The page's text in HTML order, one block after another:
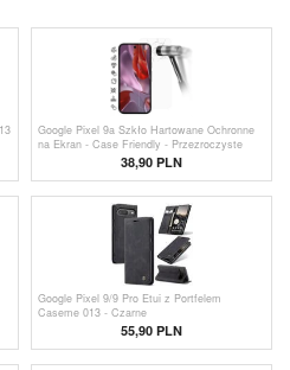
Google Pixel 9a Szkło Hartowane Ochronne
na Ekran - Case Friendly - Przezroczyste
38,90 PLN
Google Pixel 9/9 Pro Etui z Portfelem
Caseme 013 - Czarne
55,90 PLN